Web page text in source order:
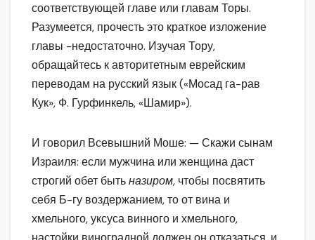
соответствующей главе или главам Торы.
Разумеется, прочесть это краткое изложение
главы -недостаточно. Изучая Тору,
обращайтесь к авторитетным еврейским
переводам на русский язык («Мосад га-рав
Кук», Ф. Гурфинкель, «Шамир»).
И говорил Всевышний Моше: — Скажи сынам
Израиля: если мужчина или женщина даст
строгий обет бытьназиром, чтобы посвятить
себя Б-гу воздержанием, то от вина и
хмельного, уксуса винного и хмельного,